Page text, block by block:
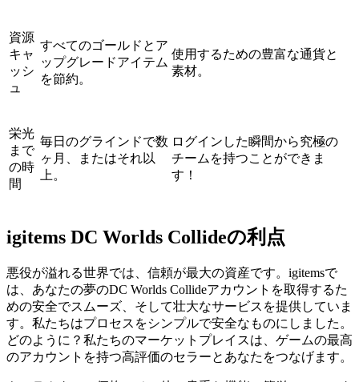
資源
キャ
ッシ
ュ
すべてのゴールドとア
ップグレードアイテム
を節約。
使用するための豊富な通貨と
素材。
栄光
まで
の時
間
毎日のグラインドで数
ヶ月、またはそれ以
上。
ログインした瞬間から究極の
チームを持つことができま
す！
igitems DC Worlds Collideの利点
悪役が溢れる世界では、信頼が最大の資産です。igitemsで
は、あなたの夢のDC Worlds Collideアカウントを取得するた
めの安全でスムーズ、そして壮大なサービスを提供していま
す。私たちはプロセスをシンプルで安全なものにしました。
どのように？私たちのマーケットプレイスは、ゲームの最高
のアカウントを持つ高評価のセラーとあなたをつなげます。